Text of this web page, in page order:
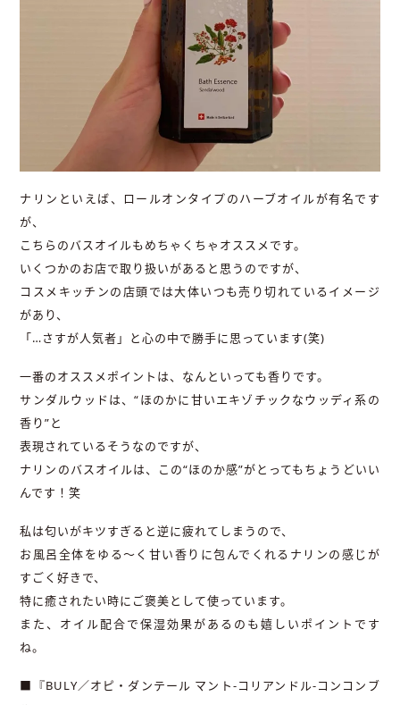
ナリンといえば、ロールオンタイプのハーブオイルが有名です
が、
こちらのバスオイルもめちゃくちゃオススメです。
いくつかのお店で取り扱いがあると思うのですが、
コスメキッチンの店頭では大体いつも売り切れているイメージ
があり、
「…さすが人気者」と心の中で勝手に思っています(笑)
一番のオススメポイントは、なんといっても香りです。
サンダルウッドは、“ほのかに甘いエキゾチックなウッディ系の
香り”と
表現されているそうなのですが、
ナリンのバスオイルは、この“ほのか感”がとってもちょうどいい
んです！笑
私は匂いがキツすぎると逆に疲れてしまうので、
お風呂全体をゆる〜く甘い香りに包んでくれるナリンの感じが
すごく好きで、
特に癒されたい時にご褒美として使っています。
また、オイル配合で保湿効果があるのも嬉しいポイントです
ね。
■『BULY／オピ・ダンテール マント-コリアンドル-コンコンブ